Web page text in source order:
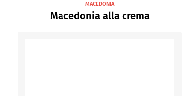
MACEDONIA
Macedonia alla crema